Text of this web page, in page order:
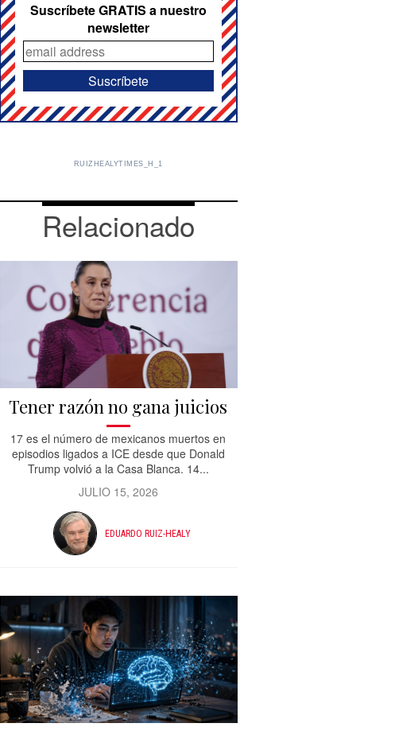
Suscríbete GRATIS a nuestro
newsletter
RUIZHEALYTIMES_H_1
Relacionado
Tener razón no gana juicios
17 es el número de mexicanos muertos en
episodios ligados a ICE desde que Donald
Trump volvió a la Casa Blanca. 14...
JULIO 15, 2026
EDUARDO RUIZ-HEALY